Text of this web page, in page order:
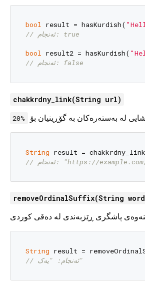
bool result = hasKurdish(
// ئەنجام: true
bool result2 = hasKurdish(
// ئەنجام: false
chakkrdny_link(String url)
لە بەستەرەکان بە گۆڕینیان بۆ
%20
String result =
removeOrdinalSuffix(String
String result =
// ئەنجام: "یەک"